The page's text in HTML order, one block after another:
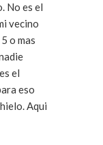
No es el
vecino
o mas
el
eso
Aqui